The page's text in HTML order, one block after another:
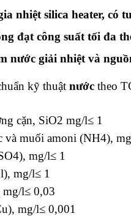
nhiệt silica heater, có
đạt công suất tối đa
nước giải nhiệt và
kỹ thuật nước theo
cặn, SiO2 mg/l≤ 1
và muối amoni (NH4),
mg/l≤ 1
mg/l≤ 1
mg/l≤ 0,03
mg/l≤ 0,001